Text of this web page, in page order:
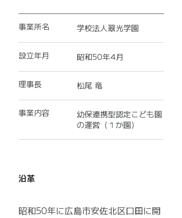
事業所名 学校法人翠光学園
設立年月 昭和50年4月
理事長 松尾 竜
事業内容
幼保連携型認定こども園
の運営（１か園）
沿革
昭和50年に広島市安佐北区口田に開